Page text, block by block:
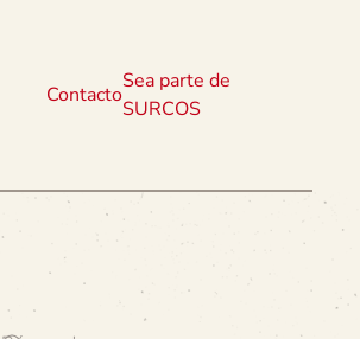
Contacto
Sea parte de
SURCOS